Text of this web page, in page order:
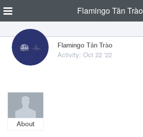
Flamingo Tân Trào
Flamingo Tân Trào
Activity: Oct 22 '22
About